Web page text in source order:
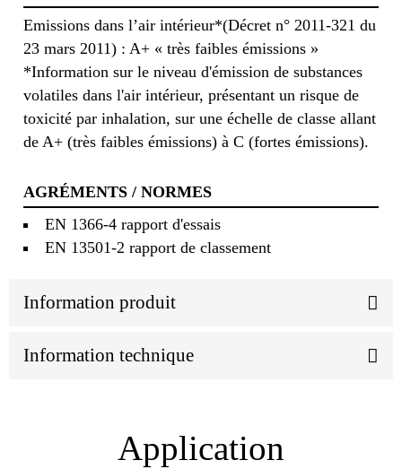
Emissions dans l’air intérieur*(Décret n° 2011-321 du
23 mars 2011) : A+ « très faibles émissions »
*Information sur le niveau d'émission de substances
volatiles dans l'air intérieur, présentant un risque de
toxicité par inhalation, sur une échelle de classe allant
de A+ (très faibles émissions) à C (fortes émissions).
AGRÉMENTS / NORMES
EN 1366-4 rapport d'essais
EN 13501-2 rapport de classement
Information produit
Information technique
Application